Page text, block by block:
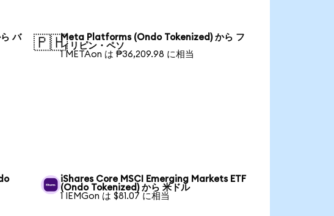
バ
🇵🇭Meta Platforms (Ondo Tokenized) から フ
ィリピン・ペソ
1 METAon は ₱36,209.98 に相当
iShares Core MSCI Emerging Markets ETF
(Ondo Tokenized) から 米ドル
1 IEMGon は $81.07 に相当